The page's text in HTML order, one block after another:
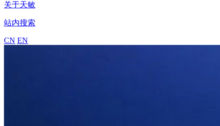
关于天敏
站内搜索
CN EN